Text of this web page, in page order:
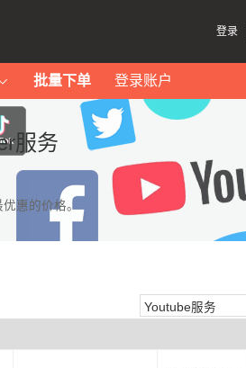
登录
批量下单 登录账户
服务
惠的价格。